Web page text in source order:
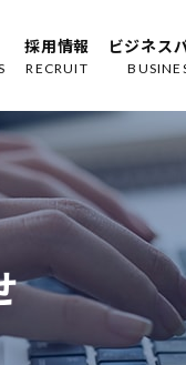
採用情報
RECRUIT
ビジネス